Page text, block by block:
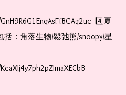
4️⃣夏
括：角落生物/鬆弛熊/snoopy/星